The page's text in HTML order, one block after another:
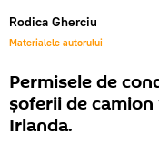
Rodica Gherciu
Materialele autorului
Permisele de
șoferii de
Irlanda.